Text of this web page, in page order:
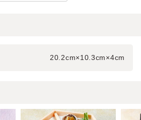
20.2cm×10.3cm×4cm